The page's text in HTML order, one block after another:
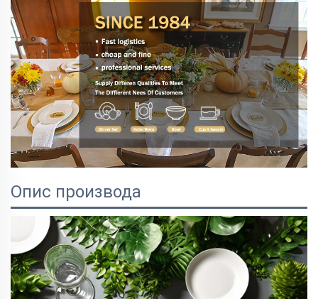
Опис производа